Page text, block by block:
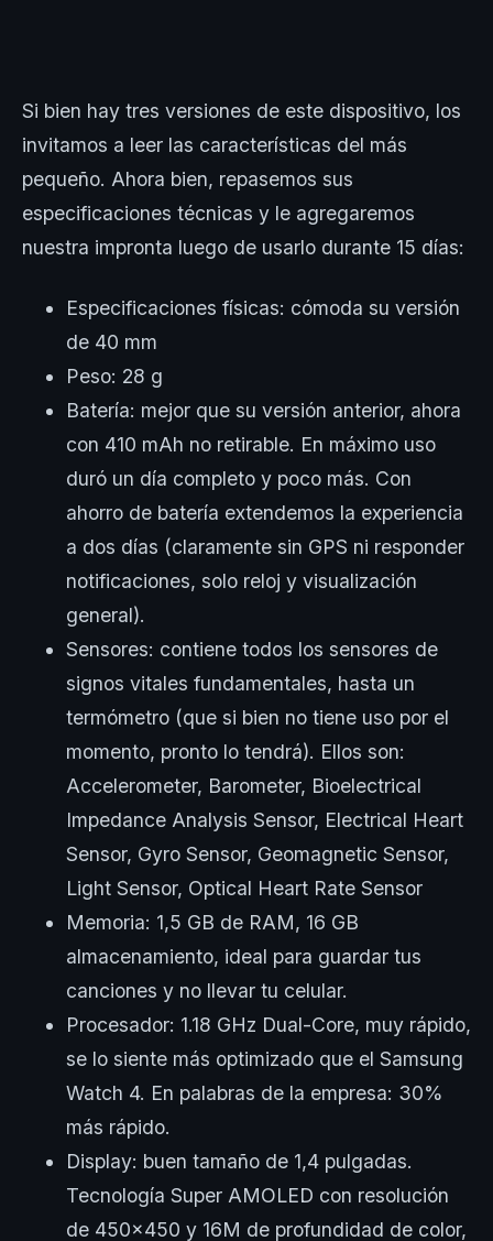
Si bien hay tres versiones de este dispositivo, los
invitamos a leer las características del más
pequeño. Ahora bien, repasemos sus
especificaciones técnicas y le agregaremos
nuestra impronta luego de usarlo durante 15 días:
Especificaciones físicas: cómoda su versión
de 40 mm
Peso: 28 g
Batería: mejor que su versión anterior, ahora
con 410 mAh no retirable. En máximo uso
duró un día completo y poco más. Con
ahorro de batería extendemos la experiencia
a dos días (claramente sin GPS ni responder
notificaciones, solo reloj y visualización
general).
Sensores: contiene todos los sensores de
signos vitales fundamentales, hasta un
termómetro (que si bien no tiene uso por el
momento, pronto lo tendrá). Ellos son:
Accelerometer, Barometer, Bioelectrical
Impedance Analysis Sensor, Electrical Heart
Sensor, Gyro Sensor, Geomagnetic Sensor,
Light Sensor, Optical Heart Rate Sensor
Memoria: 1,5 GB de RAM, 16 GB
almacenamiento, ideal para guardar tus
canciones y no llevar tu celular.
Procesador: 1.18 GHz Dual-Core, muy rápido,
se lo siente más optimizado que el Samsung
Watch 4. En palabras de la empresa: 30%
más rápido.
Display: buen tamaño de 1,4 pulgadas.
Tecnología Super AMOLED con resolución
de 450×450 y 16M de profundidad de color,